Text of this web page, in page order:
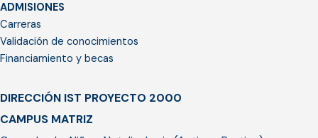
ADMISIONES
Carreras
Validación de conocimientos
Financiamiento y becas
DIRECCIÓN IST PROYECTO 2000
CAMPUS MATRIZ